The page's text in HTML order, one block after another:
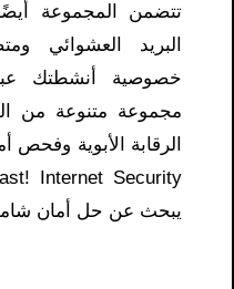
تتضمن المجموعة
البريد العشوائي
خصوصية أنشطتك
مجموعة متنوعة من
الرقابة الأبوية
يبحث عن حل أمان